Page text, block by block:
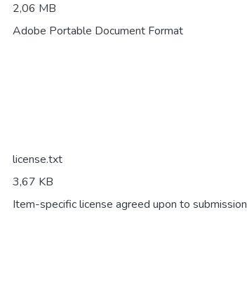
2,06 MB
Adobe Portable Document Format
license.txt
3,67 KB
Item-specific license agreed upon to submission